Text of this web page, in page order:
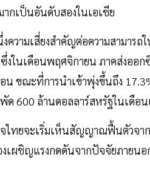
กเป็นอันดับสองในเอเชีย
วามเสี่ยงสำคัญต่อความสามารถ
งในเดือนพฤศจิกายน ภาคส่งออ
น ขณะที่การนำเข้าพุ่งขึ้นถึง
600 ล้านดอลลาร์สหรัฐในเดือน
ไทยจะเริ่มเห็นสัญญาณฟื้นตัวจา
เผชิญแรงกดดันจากปัจจัยภายน